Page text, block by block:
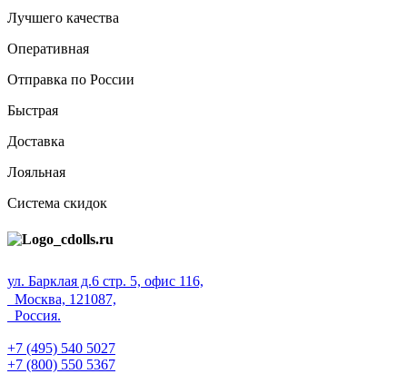
Лучшего качества
Оперативная
Отправка по России
Быстрая
Доставка
Лояльная
Система скидок
ул. Барклая д.6 стр. 5, офис 116,
Москва, 121087,
Россия.
+7 (495) 540 5027
+7 (800) 550 5367